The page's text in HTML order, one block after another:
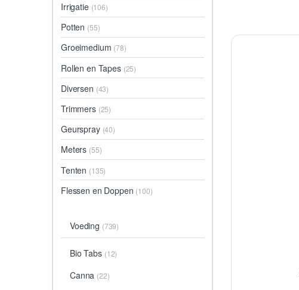
Irrigatie (106)
Potten (55)
Groeimedium (78)
Rollen en Tapes (25)
Diversen (43)
Trimmers (25)
Geurspray (40)
Meters (55)
Tenten (135)
Flessen en Doppen (100)
Voeding (739)
Bio Tabs (12)
Canna (22)